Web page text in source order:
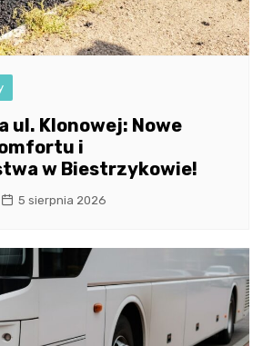
ul. Klonowej: Nowe
i
w Biestrzykowie!
5 sierpnia 2026